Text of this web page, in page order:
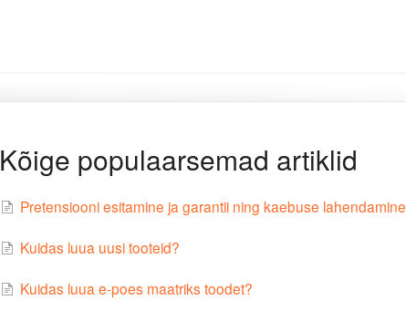
Kõige populaarsemad artiklid
Pretensiooni esitamine ja garantii ning kaebuse lahendamine
Kuidas luua uusi tooteid?
Kuidas luua e-poes maatriks toodet?